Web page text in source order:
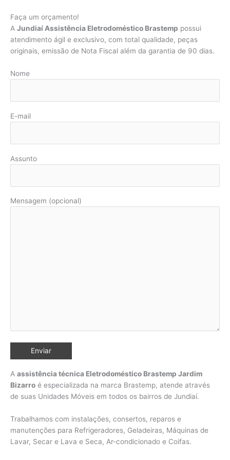
Faça um orçamento!
A Jundiaí Assistência Eletrodoméstico Brastemp possui
atendimento ágil e exclusivo, com total qualidade, peças
originais, emissão de Nota Fiscal além da garantia de 90 dias.
Nome
E-mail
Assunto
Mensagem (opcional)
A assistência técnica Eletrodoméstico Brastemp Jardim
Bizarro é especializada na marca Brastemp, atende através
de suas Unidades Móveis em todos os bairros de Jundiaí.
Trabalhamos com instalações, consertos, reparos e
manutenções para Refrigeradores, Geladeiras, Máquinas de
Lavar, Secar e Lava e Seca, Ar-condicionado e Coifas.